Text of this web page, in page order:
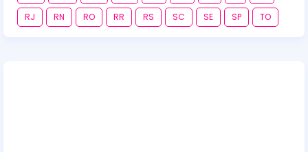
RJ
RN RO RR RS SC SE SP TO